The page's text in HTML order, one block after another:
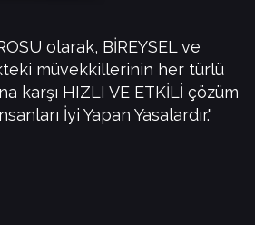
olarak, BİREYSEL ve
müvekkillerinin her türlü
karşı HIZLI VE ETKİLİ çözüm
İyi Yapan Yasalardır."